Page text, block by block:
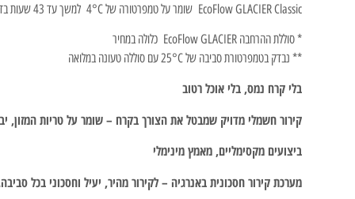
EcoFlow GLACIER Classic שומר על טמפרטורה של 4°C למשך עד 43 שעות בדגם 35L, ועד 39 שעות בדגמי 45L ו-55L** – אידיאלי לשטח, לקמפינג או כהקפאה מגובה בזמן הפסקת חשמל.
* סוללת ההרחבה EcoFlow GLACIER כלולה במחיר
** נבדק בטמפרטורת סביבה של 25°C עם סוללה טעונה במלואה
בלי קרח נמס, בלי אוכל רטוב
קירור חשמלי מדויק שמבטל את הצורך בקרח – שומר על טריות המזון,
ביצועים מקסימליים, מאמץ מינימלי
מערכת קירור חסכונית באנרגיה – לקירור מהיר, יעיל וחסכוני בכל